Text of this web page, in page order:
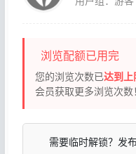
浏览配额已用完
您的浏览次数已达到上
会员获取更多浏览次数！
需要临时解锁？发